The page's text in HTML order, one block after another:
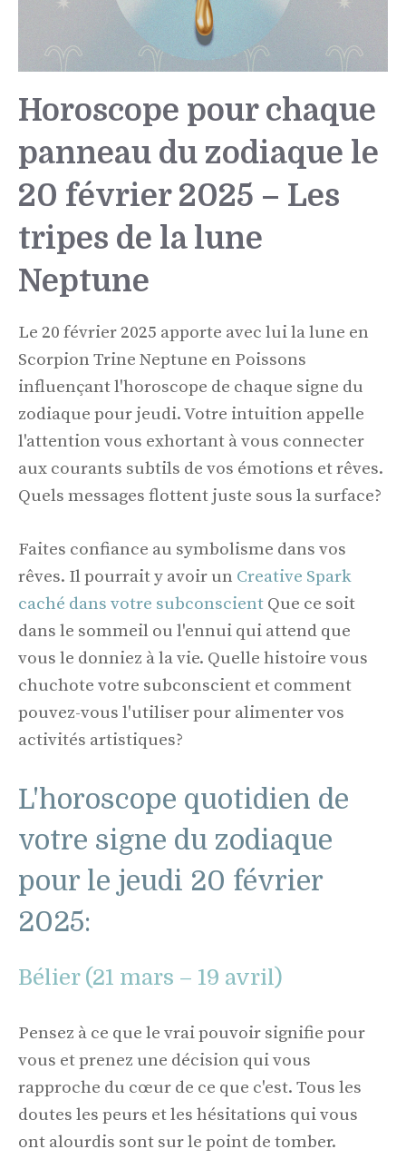
Horoscope pour chaque
panneau du zodiaque le
20 février 2025 – Les
tripes de la lune
Neptune
Le 20 février 2025 apporte avec lui la lune en
Scorpion Trine Neptune en Poissons
influençant l'horoscope de chaque signe du
zodiaque pour jeudi. Votre intuition appelle
l'attention vous exhortant à vous connecter
aux courants subtils de vos émotions et rêves.
Quels messages flottent juste sous la surface?
Faites confiance au symbolisme dans vos
rêves. Il pourrait y avoir un Creative Spark
caché dans votre subconscient Que ce soit
dans le sommeil ou l'ennui qui attend que
vous le donniez à la vie. Quelle histoire vous
chuchote votre subconscient et comment
pouvez-vous l'utiliser pour alimenter vos
activités artistiques?
L'horoscope quotidien de
votre signe du zodiaque
pour le jeudi 20 février
2025:
Bélier (21 mars – 19 avril)
Pensez à ce que le vrai pouvoir signifie pour
vous et prenez une décision qui vous
rapproche du cœur de ce que c'est. Tous les
doutes les peurs et les hésitations qui vous
ont alourdis sont sur le point de tomber.